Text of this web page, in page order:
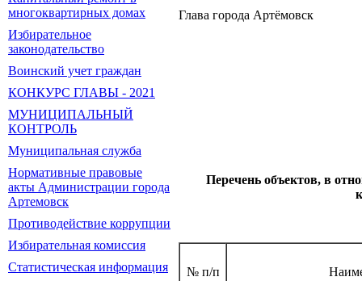
многоквартирных домах
Избирательное
законодательство
Воинский учет граждан
КОНКУРС ГЛАВЫ - 2021
МУНИЦИПАЛЬНЫЙ
КОНТРОЛЬ
Муниципальная служба
Нормативные правовые
акты Администрации города
Артемовск
Противодействие коррупции
Избирательная комиссия
Статистическая информация
Глава города
Перечень объектов, в
№ п/п